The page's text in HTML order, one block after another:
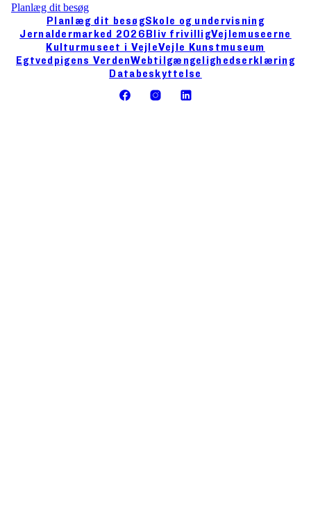
Planlæg dit besøg
Planlæg dit besøgSkole og undervisning
Jernaldermarked 2026Bliv frivilligVejlemuseerne
Kulturmuseet i VejleVejle Kunstmuseum
Egtvedpigens VerdenWebtilgængelighedserklæring
Databeskyttelse